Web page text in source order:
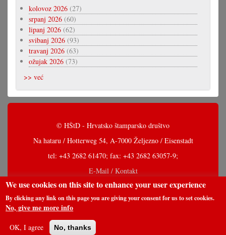
kolovoz 2026 (27)
srpanj 2026 (60)
lipanj 2026 (62)
svibanj 2026 (93)
travanj 2026 (63)
ožujak 2026 (73)
>> već
© HŠtD - Hrvatsko štamparsko društvo
Na hataru / Hotterweg 54, A-7000 Željezno / Eisenstadt
tel: +43 2682 61470; fax: +43 2682 63057-9;
E-Mail / Kontakt
We use cookies on this site to enhance your user experience
By clicking any link on this page you are giving your consent for us to set cookies.
No, give me more info
OK, I agree No, thanks